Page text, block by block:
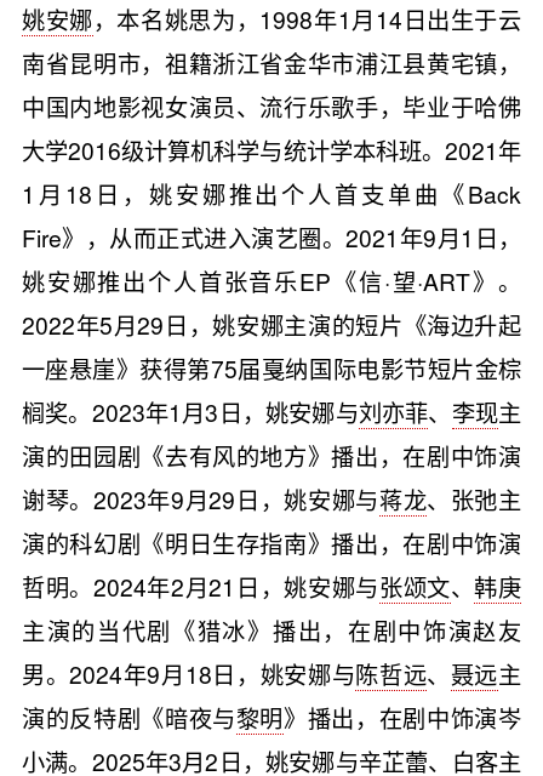
姚安娜，本名姚思为，1998年1月14日出生于云
南省昆明市，祖籍浙江省金华市浦江县黄宅镇，
中国内地影视女演员、流行乐歌手，毕业于哈佛
大学2016级计算机科学与统计学本科班。2021年
1月18日，姚安娜推出个人首支单曲《Back
Fire》，从而正式进入演艺圈。2021年9月1日，
姚安娜推出个人首张音乐EP《信·望·ART》。
2022年5月29日，姚安娜主演的短片《海边升起
一座悬崖》获得第75届戛纳国际电影节短片金棕
榈奖。2023年1月3日，姚安娜与刘亦菲、 李现主
演的田园剧《去有风的地方》播出，在剧中饰演
谢琴。2023年9月29日，姚安娜与蒋龙、张弛主
演的科幻剧《明日生存指南》播出，在剧中饰演
哲明。2024年2月21日，姚安娜与张颂文、韩庚
主演的当代剧《猎冰》播出，在剧中饰演赵友
男。2024年9月18日，姚安娜与陈哲远、 聂远主
演的反特剧《暗夜与黎明》播出，在剧中饰演岑
小满。2025年3月2日，姚安娜与辛芷蕾、 白客主